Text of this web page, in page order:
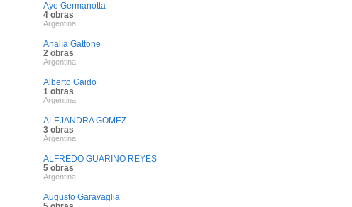
Aye Germanotta
4 obras
Argentina
Analía Gattone
2 obras
Argentina
Alberto Gaido
1 obras
Argentina
ALEJANDRA GOMEZ
3 obras
Argentina
ALFREDO GUARINO REYES
5 obras
Argentina
Augusto Garavaglia